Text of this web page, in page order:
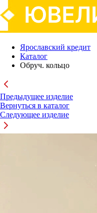
Ярославский кредит
Каталог
Обруч. кольцо
Предыдущее изделие
Вернуться в каталог
Следующее изделие